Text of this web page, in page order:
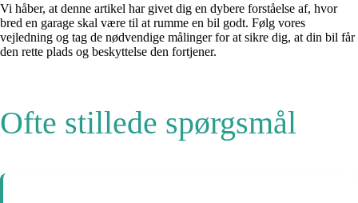
Vi håber, at denne artikel har givet dig en dybere forståelse af, hvor
bred en garage skal være til at rumme en bil godt. Følg vores
vejledning og tag de nødvendige målinger for at sikre dig, at din bil får
den rette plads og beskyttelse den fortjener.
Ofte stillede spørgsmål